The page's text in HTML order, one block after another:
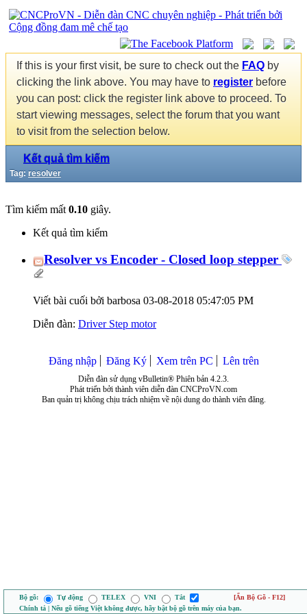
If this is your first visit, be sure to check out the FAQ by
clicking the link above. You may have to register before
you can post: click the register link above to proceed. To
start viewing messages, select the forum that you want
to visit from the selection below.
Kết quả tìm kiếm
Tag: resolver
Tìm kiếm mất 0.10 giây.
Kết quả tìm kiếm
Resolver vs Encoder - Closed loop stepper
Viết bài cuối bởi barbosa 03-08-2018 05:47:05 PM
Diễn đàn: Driver Step motor
Đăng nhập Đăng Ký Xem trên PC Lên trên
Diễn đàn sử dụng vBulletin® Phiên bản 4.2.3.
Phát triển bởi thành viên diễn đàn CNCProVN.com
Ban quản trị không chịu trách nhiệm về nội dung do thành viên đăng.
Bộ gõ: Tự động TELEX VNI Tắt
[Ẩn Bộ Gõ - F12]
Chính tả | Nếu gõ tiếng Việt không được, hãy bật bộ gõ trên máy của bạn.